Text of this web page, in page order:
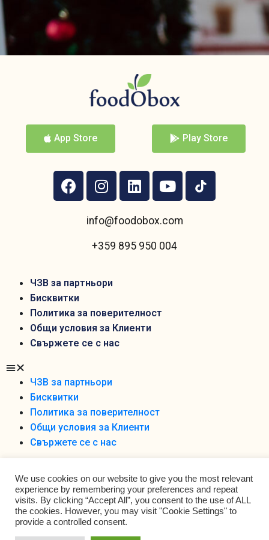
App Store Play Store
info@foodobox.com
+359 895 950 004
ЧЗВ за партньори
Бисквитки
Политика за поверителност
Общи условия за Клиенти
Свържете се с нас
ЧЗВ за партньори
Бисквитки
Политика за поверителност
Общи условия за Клиенти
Свържете се с нас
Foodobox 2021 Ltd ©
We use cookies on our website to give you the most relevant
experience by remembering your preferences and repeat
visits. By clicking “Accept All”, you consent to the use of ALL
the cookies. However, you may visit "Cookie Settings" to
provide a controlled consent.